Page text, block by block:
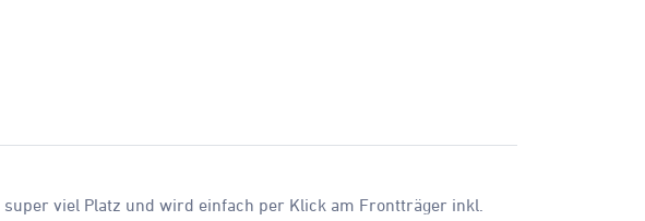
viel Platz und wird einfach per Klick am Frontträger inkl.